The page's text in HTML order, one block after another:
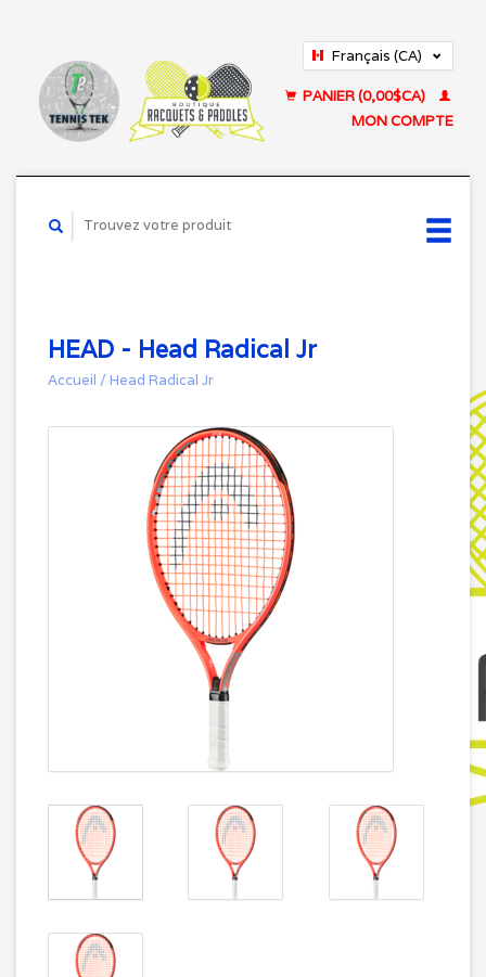
Français (CA)
PANIER (0,00$CA)
MON COMPTE
HEAD - Head Radical Jr
Accueil / Head Radical Jr